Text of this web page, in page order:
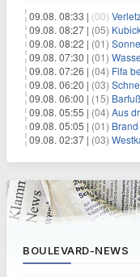
09.08. 08:33 | (00)
09.08. 08:27 | (05)
09.08. 08:22 | (01)
09.08. 07:30 | (01)
09.08. 07:26 | (04) Fifa
09.08. 06:20 | (03)
09.08. 06:00 | (15) Barfuß
09.08. 05:55 | (04) Aus
09.08. 05:05 | (01) Brand im
09.08. 02:37 | (03)
BOULEVARD-NEWS